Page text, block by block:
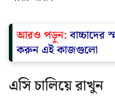
আরও পড়ুন:
করুন এই কাজগুলো
এসি চালিয়ে রাখুন